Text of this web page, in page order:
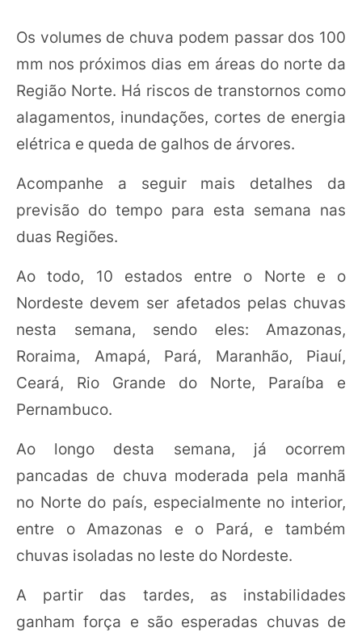
Os volumes de chuva podem passar dos 100
mm nos próximos dias em áreas do norte da
Região Norte. Há riscos de transtornos como
alagamentos, inundações, cortes de energia
elétrica e queda de galhos de árvores.
Acompanhe a seguir mais detalhes da
previsão do tempo para esta semana nas
duas Regiões.
Ao todo, 10 estados entre o Norte e o
Nordeste devem ser afetados pelas chuvas
nesta semana, sendo eles: Amazonas,
Roraima, Amapá, Pará, Maranhão, Piauí,
Ceará, Rio Grande do Norte, Paraíba e
Pernambuco.
Ao longo desta semana, já ocorrem
pancadas de chuva moderada pela manhã
no Norte do país, especialmente no interior,
entre o Amazonas e o Pará, e também
chuvas isoladas no leste do Nordeste.
A partir das tardes, as instabilidades
ganham força e são esperadas chuvas de